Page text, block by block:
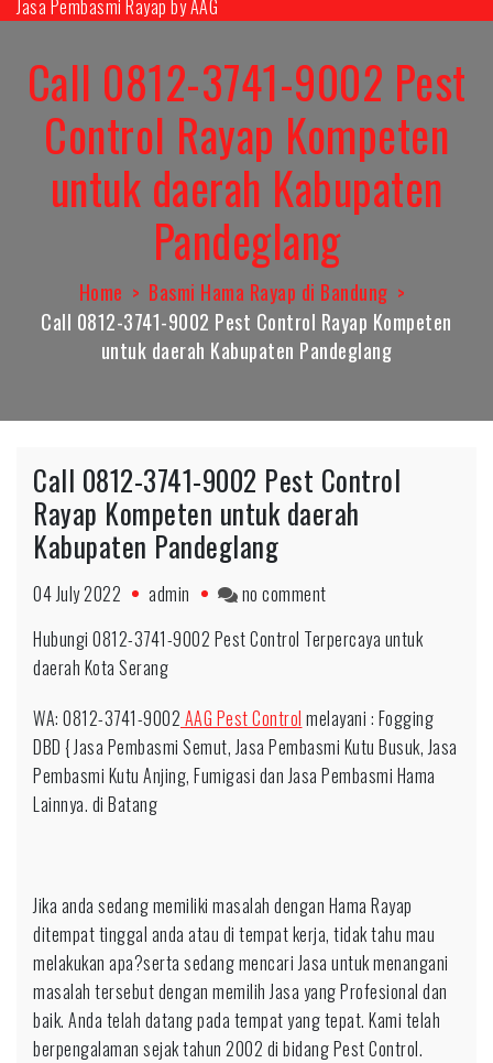
Skip
content
Jasa Pembasmi Rayap by AAG
Call 0812-3741-9002 Pest
Control Rayap Kompeten
untuk daerah Kabupaten
Pandeglang
Home
Basmi Hama Rayap di Bandung
Call 0812-3741-9002 Pest Control Rayap Kompeten
untuk daerah Kabupaten Pandeglang
Call 0812-3741-9002 Pest Control
Rayap Kompeten untuk daerah
Kabupaten Pandeglang
04 July 2022 admin no commenton
0812-
9002
Pest
Control
Kabupaten
Pandeglang
Hubungi 0812-3741-9002 Pest Control Terpercaya untuk
daerah Kota Serang
WA: 0812-3741-9002 AAG Pest Control melayani : Fogging
DBD { Jasa Pembasmi Semut, Jasa Pembasmi Kutu Busuk, Jasa
Pembasmi Kutu Anjing, Fumigasi dan Jasa Pembasmi Hama
Lainnya. di Batang
Jika anda sedang memiliki masalah dengan Hama Rayap
ditempat tinggal anda atau di tempat kerja, tidak tahu mau
melakukan apa?serta sedang mencari Jasa untuk menangani
masalah tersebut dengan memilih Jasa yang Profesional dan
baik. Anda telah datang pada tempat yang tepat. Kami telah
berpengalaman sejak tahun 2002 di bidang Pest Control.